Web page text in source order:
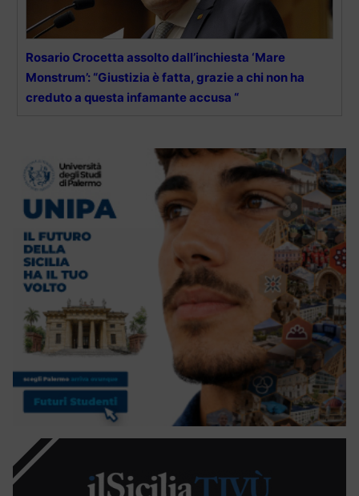
Rosario Crocetta assolto dall’inchiesta ‘Mare
Monstrum’: “Giustizia è fatta, grazie a chi non ha
creduto a questa infamante accusa “